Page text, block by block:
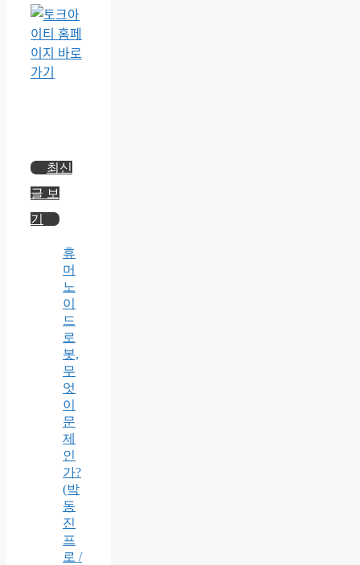
최신
글 보
기
휴
머
노
이
드
로
봇,
무
엇
이
문
제
인
가?
(박
동
진
프
로 /